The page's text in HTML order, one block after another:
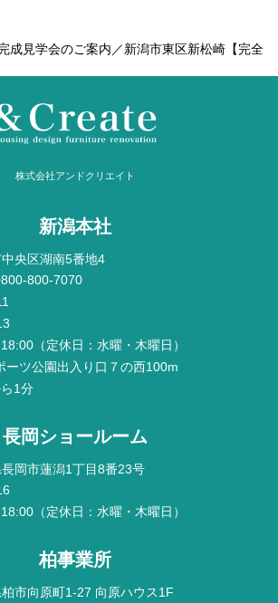
成見学会のご案内／新潟市東区新松崎【完全
株式会社アンドクリエイト
新潟本社
央区湖南5番地4
800-7070
（定休日：水曜・木曜日）
ーツ公園出入り口７の西100m
1分
長岡ショールーム
岡市蓮潟1丁目8番23号
（定休日：水曜・木曜日）
柏事業所
市向原町1-27 向原ハウス1F